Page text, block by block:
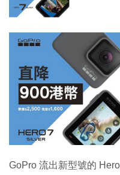
Enterprise Digital
GoPro 流出新型號的